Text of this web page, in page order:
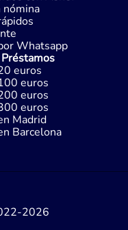
nómina
Whatsapp
euros
euros
euros
euros
Madrid
Barcelona
2026